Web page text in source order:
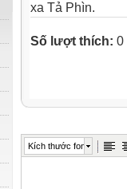
xa Tả Phìn.
Số lượt thích: 0
Kích thước font